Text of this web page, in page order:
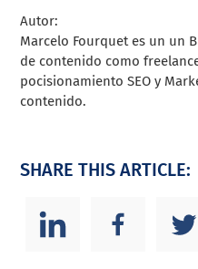
Autor:
Marcelo Fourquet es un un
de contenido como
pocisionamiento SEO y
contenido.
SHARE THIS ARTICLE: